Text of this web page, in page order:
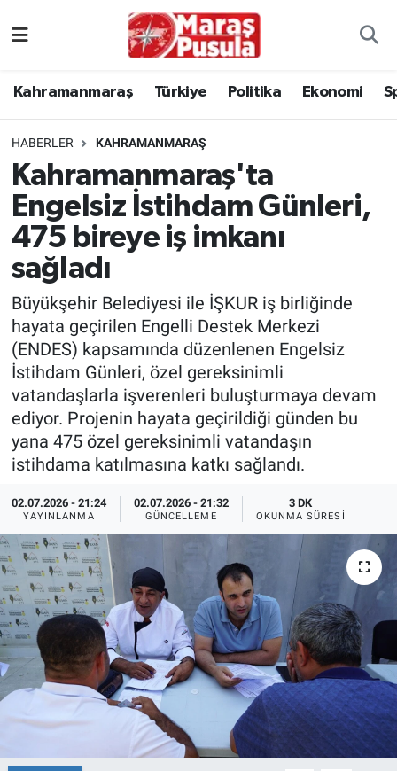
Kahramanmaraş Türkiye Politika Ekonomi
HABERLER KAHRAMANMARAŞ
Kahramanmaraş'ta
Engelsiz İstihdam Günleri,
475 bireye iş imkanı
sağladı
Büyükşehir Belediyesi ile İŞKUR iş birliğinde
hayata geçirilen Engelli Destek Merkezi
(ENDES) kapsamında düzenlenen Engelsiz
İstihdam Günleri, özel gereksinimli
vatandaşlarla işverenleri buluşturmaya devam
ediyor. Projenin hayata geçirildiği günden bu
yana 475 özel gereksinimli vatandaşın
istihdama katılmasına katkı sağlandı.
02.07.2026 - 21:24
YAYINLANMA
02.07.2026 - 21:32
GÜNCELLEME
3 DK
OKUNMA SÜRESI
Politika
Ekonomi
Spor
Kültür Sanat
Sağlık
TEKNOLOJİ
Dünya
İlçeler
MAGAZİN
Bilim, Teknoloji
ASAYİŞ
ÇEVRE
HABERDE İNSAN
İstanbul Trafik Yoğunluk Haritası
Süper Lig Puan Durumu ve Fikstür
Tüm Manşetler
Son Dakika Haberleri
Haber Arşivi